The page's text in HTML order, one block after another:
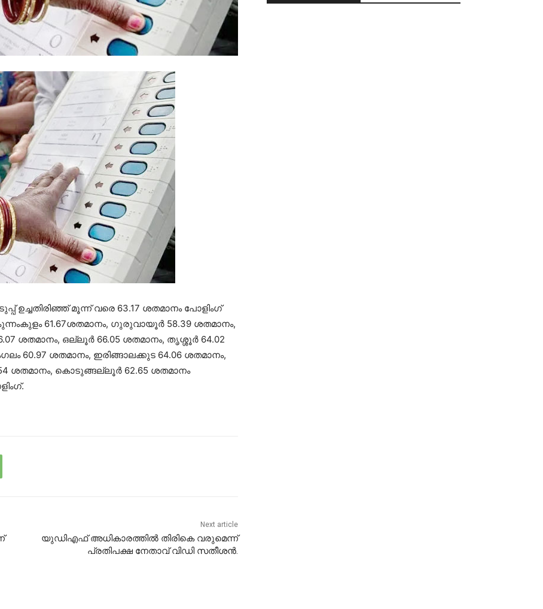
ഉച്ചതിരിഞ്ഞ് മൂന്ന് വരെ 63.17 ശതമാനം പോളിംഗ്
61.67ശതമാനം, ഗുരുവായൂർ 58.39 ശതമാനം,
ശതമാനം, ഒല്ലൂർ 66.05 ശതമാനം, തൃശ്ശൂർ 64.02
60.97 ശതമാനം, ഇരിങ്ങാലക്കുട 64.06 ശതമാനം,
ശതമാനം, കൊടുങ്ങല്ലൂർ 62.65 ശതമാനം
Next article
യുഡിഎഫ് അധികാരത്തിൽ തിരികെ വരുമെന്ന്
പ്രതിപക്ഷ നേതാവ് വിഡി സതീശൻ.